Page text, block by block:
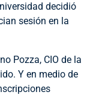
decidió
sesión en la
Pozza, CIO de la
Y en medio de